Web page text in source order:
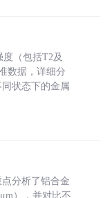
（包括T2及
数据，详细分
状态下的金属
分析了铝合金
），并对比不